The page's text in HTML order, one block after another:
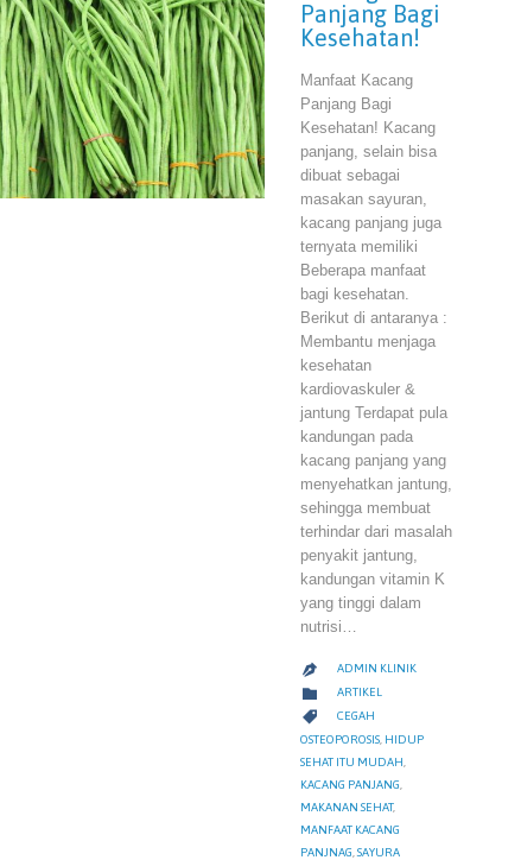
Panjang Bagi
Kesehatan!
Manfaat Kacang
Panjang Bagi
Kesehatan! Kacang
panjang, selain bisa
dibuat sebagai
masakan sayuran,
kacang panjang juga
ternyata memiliki
Beberapa manfaat
bagi kesehatan.
Berikut di antaranya :
Membantu menjaga
kesehatan
kardiovaskuler &
jantung Terdapat pula
kandungan pada
kacang panjang yang
menyehatkan jantung,
sehingga membuat
terhindar dari masalah
penyakit jantung,
kandungan vitamin K
yang tinggi dalam
nutrisi…
 ADMIN KLINIK
 CATEGORY
ARTIKEL
 CATEGORY
CEGAH
OSTEOPOROSIS HIDUP
SEHAT ITU MUDAH
KACANG PANJANG
MAKANAN SEHAT,
MANFAAT KACANG
PANJNAG SAYURA